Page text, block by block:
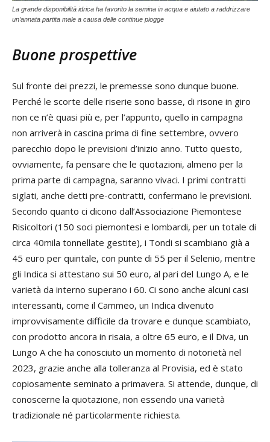
La grande disponibilità idrica ha favorito la semina in acqua e aiutato a raddrizzare
un’annata partita male a causa delle continue piogge
Buone prospettive
Sul fronte dei prezzi, le premesse sono dunque buone.
Perché le scorte delle riserie sono basse, di risone in giro
non ce n’è quasi più e, per l’appunto, quello in campagna
non arriverà in cascina prima di fine settembre, ovvero
parecchio dopo le previsioni d’inizio anno. Tutto questo,
ovviamente, fa pensare che le quotazioni, almeno per la
prima parte di campagna, saranno vivaci. I primi contratti
siglati, anche detti pre-contratti, confermano le previsioni.
Secondo quanto ci dicono dall’Associazione Piemontese
Risicoltori (150 soci piemontesi e lombardi, per un totale di
circa 40mila tonnellate gestite), i Tondi si scambiano già a
45 euro per quintale, con punte di 55 per il Selenio, mentre
gli Indica si attestano sui 50 euro, al pari del Lungo A, e le
varietà da interno superano i 60. Ci sono anche alcuni casi
interessanti, come il Cammeo, un Indica divenuto
improvvisamente difficile da trovare e dunque scambiato,
con prodotto ancora in risaia, a oltre 65 euro, e il Diva, un
Lungo A che ha conosciuto un momento di notorietà nel
2023, grazie anche alla tolleranza al Provisia, ed è stato
copiosamente seminato a primavera. Si attende, dunque, di
conoscerne la quotazione, non essendo una varietà
tradizionale né particolarmente richiesta.